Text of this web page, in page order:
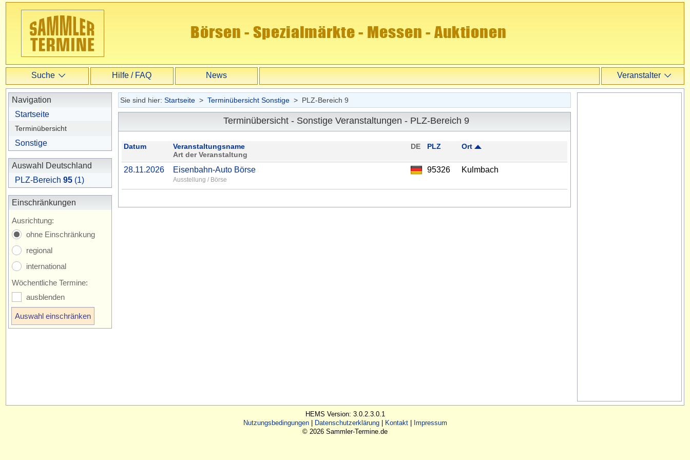
SucheSuche Hilfe / FAQ News Veranstalter
Veranstalter
Navigation
Startseite
Terminübersicht
Sonstige
Auswahl Deutschland
PLZ-Bereich 95 (1)
Einschränkungen
Ausrichtung:
ohne Einschränkung
regional
international
Wöchentliche Termine:
ausblenden
Sie sind hier: Startseite > Terminübersicht Sonstige > PLZ-Bereich 9
Terminübersicht - Sonstige Veranstaltungen - PLZ-Bereich 9
Datum
Veranstaltungsname
Art der Veranstaltung
DE PLZ Ort
28.11.2026 Eisenbahn-Auto Börse
Ausstellung / Börse
95326 Kulmbach
HEMS Version: 3.0.2.3.0.1
Nutzungsbedingungen
Datenschutzerklärung Kontakt
Impressum
© 2026 Sammler-Termine.de